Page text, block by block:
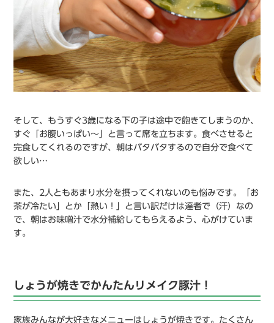
そして、もうすぐ3歳になる下の子は途中で飽きてしまうのか、
すぐ「お腹いっぱい〜」と言って席を立ちます。食べさせると
完食してくれるのですが、朝はバタバタするので自分で食べて
欲しい…
また、2人ともあまり水分を摂ってくれないのも悩みです。「お
茶が冷たい」とか「熱い！」と言い訳だけは達者で（汗）なの
で、朝はお味噌汁で水分補給してもらえるよう、心がけていま
す。
しょうが焼きでかんたんリメイク豚汁！
家族みんなが大好きなメニューはしょうが焼きです。たくさん